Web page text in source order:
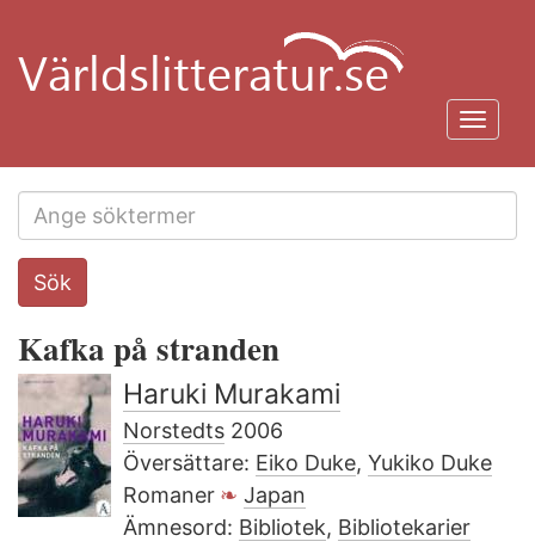
huvudinnehåll
Search
this
Sök
Kafka på stranden
Haruki Murakami
Norstedts 2006
Översättare: Eiko Duke, Yukiko Duke
Romaner
Japan
Ämnesord: Bibliotek, Bibliotekarier